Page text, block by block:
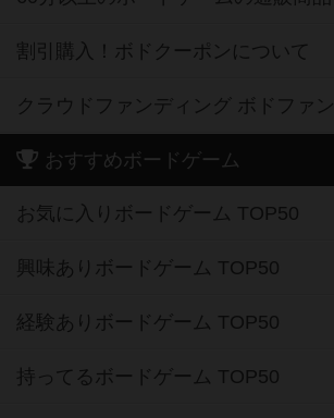
割引購入！ボドクーポンについて
クラウドファンディング ボドファン
おすすめボードゲーム
お気に入りボードゲーム TOP50
興味ありボードゲーム TOP50
経験ありボードゲーム TOP50
持ってるボードゲーム TOP50